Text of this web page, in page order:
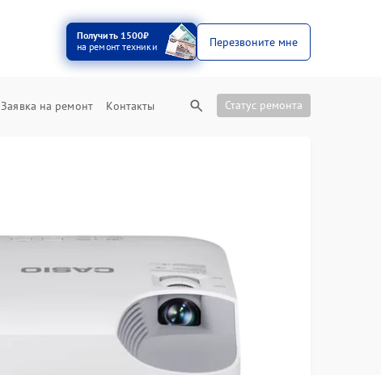
Получить 1500₽
на ремонт техники
Перезвоните мне
Заявка на ремонт Контакты Статус ремонта